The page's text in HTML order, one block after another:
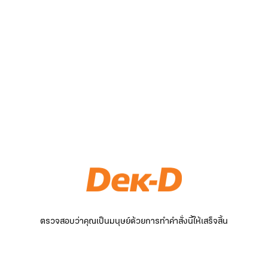
ตรวจสอบว่าคุณเป็นมนุษย์ด้วยการทำคำสั่งนี้ให้เสร็จสิ้น